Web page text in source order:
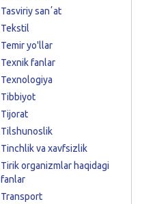
Tasviriy sanʼat
Tekstil
Temir yo'llar
Texnik fanlar
Texnologiya
Tibbiyot
Tijorat
Tilshunoslik
Tinchlik va xavfsizlik
Tirik organizmlar haqidagi
fanlar
Transport